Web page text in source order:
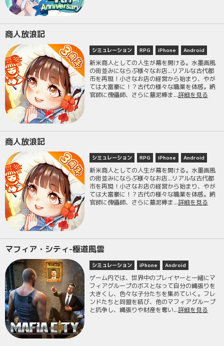
商人放浪記
シミュレーション RPG iPhone Android
新米商人としての人生が幕を開ける。水墨画風
の街並みにならぶ様々なお店...リアルな古代都
市を再現！小さなお店の経営から始まり、やが
ては大富豪に！？古代の様々な職業を体感。納
官師に傀儡師、さらに墓泥棒ま...詳細を見る
商人放浪記
シミュレーション RPG iPhone Android
新米商人としての人生が幕を開ける。水墨画風
の街並みにならぶ様々なお店...リアルな古代都
市を再現！小さなお店の経営から始まり、やが
ては大富豪に！？古代の様々な職業を体感。納
官師に傀儡師、さらに墓泥棒ま...詳細を見る
マフィア・シティ-極道風雲
シミュレーション iPhone Android
ゲーム内では、世界中のプレイヤーと一緒にマ
フィアグループのボスとなって自分の縄張りを
大きくし、色々な子分たちを集めていく。フレ
ンドたちと同盟を結び、他のマフィアグループ
と抗争し、縄張りや財産を奪い...詳細を見る